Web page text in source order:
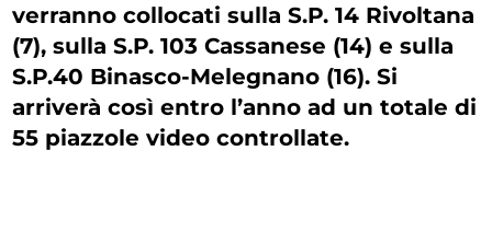
verranno collocati sulla S.P. 14 Rivoltana
(7), sulla S.P. 103 Cassanese (14) e sulla
S.P.40 Binasco-Melegnano (16). Si
arriverà così entro l’anno ad un totale di
55 piazzole video controllate.